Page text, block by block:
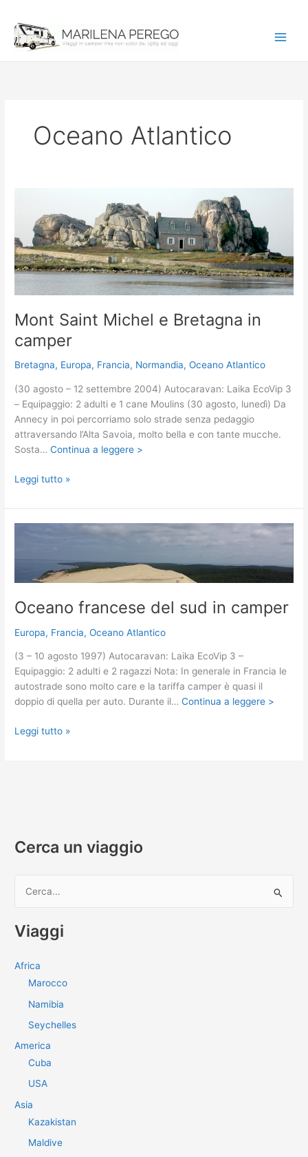
contenuto
Oceano Atlantico
Mont Saint Michel e Bretagna in
camper
Bretagna, Europa, Francia, Normandia,Oceano Atlantico
(30 agosto – 12 settembre 2004) Autocaravan: Laika EcoVip 3
– Equipaggio: 2 adulti e 1 cane Moulins (30 agosto, lunedì) Da
Annecy in poi percorriamo solo strade senza pedaggio
attraversando l’Alta Savoia, molto bella e con tante mucche.
Sosta…Continua a leggere >
Mont
Michel
e
camper
Leggi tutto »
Oceano francese del sud in camper
Europa, Francia,Oceano Atlantico
(3 – 10 agosto 1997) Autocaravan: Laika EcoVip 3 –
Equipaggio: 2 adulti e 2 ragazzi Nota: In generale in Francia le
autostrade sono molto care e la tariffa camper è quasi il
doppio di quella per auto. Durante il…Continua a leggere >
Oceano
Leggi tutto »
Cerca un viaggio
c
Viaggi
Africa
Marocco
Namibia
Seychelles
America
Cuba
USA
Asia
Kazakistan
Maldive